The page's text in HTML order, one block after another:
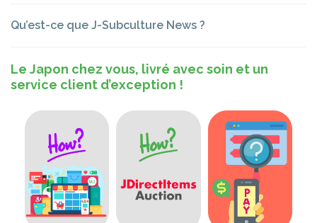
Qu’est-ce que J-Subculture News ?
Le Japon chez vous, livré avec soin et un
service client d’exception !